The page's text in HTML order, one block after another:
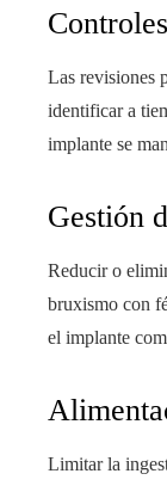
Las revisiones
identificar a
implante se
Gestión
Reducir o
bruxismo con
el implante
Limitar la